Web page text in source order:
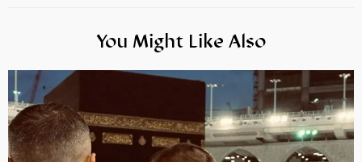
You Might Like Also